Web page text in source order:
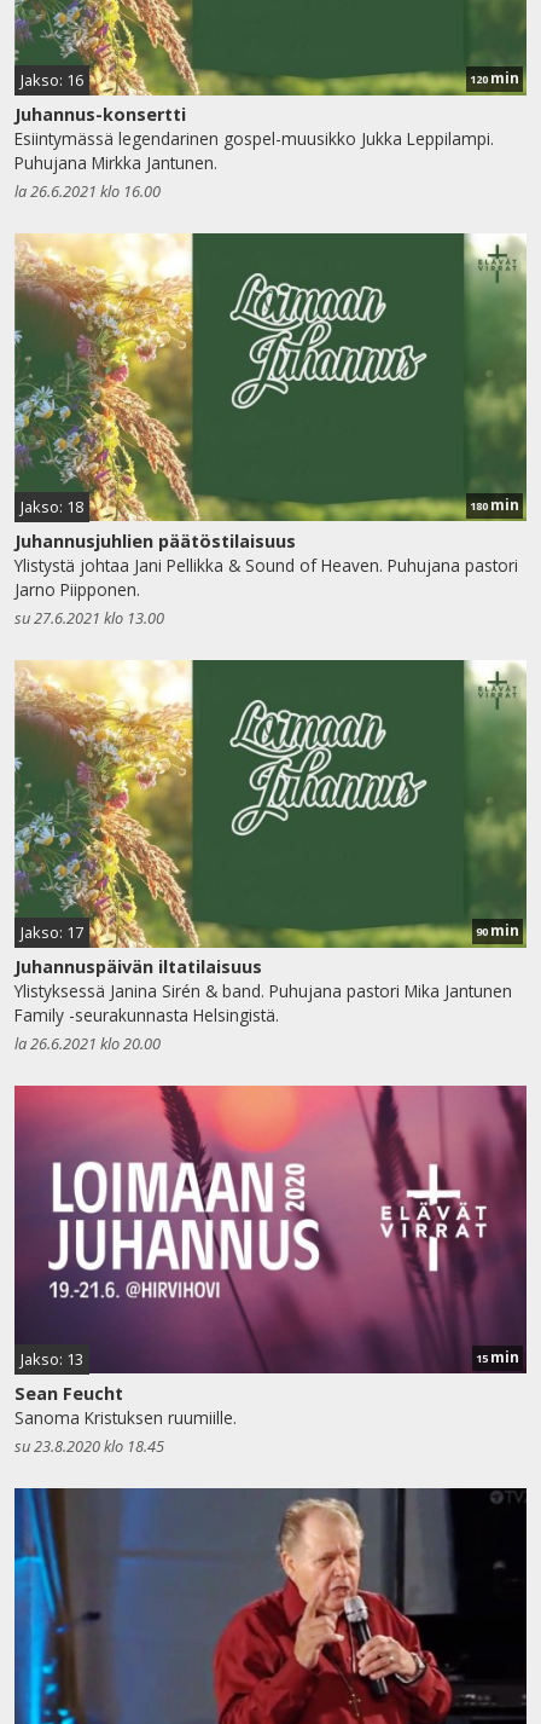
Jakso: 16 120min
Juhannus-konsertti
Esiintymässä legendarinen gospel-muusikko Jukka Leppilampi.
Puhujana Mirkka Jantunen.
la 26.6.2021 klo 16.00
Jakso: 18 180min
Juhannusjuhlien päätöstilaisuus
Ylistystä johtaa Jani Pellikka & Sound of Heaven. Puhujana pastori
Jarno Piipponen.
su 27.6.2021 klo 13.00
Jakso: 17 90min
Juhannuspäivän iltatilaisuus
Ylistyksessä Janina Sirén & band. Puhujana pastori Mika Jantunen
Family -seurakunnasta Helsingistä.
la 26.6.2021 klo 20.00
Jakso: 13 15 min
Sean Feucht
Sanoma Kristuksen ruumiille.
su 23.8.2020 klo 18.45